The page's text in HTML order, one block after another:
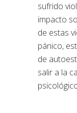
sufrido
impacto
de estas
pánico,
de
salir a la